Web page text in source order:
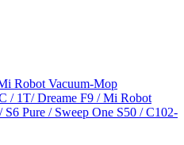
Robot Vacuum-Mop
/ 1T/ Dreame F9 / Mi Robot
S6 Pure / Sweep One S50 / C102-